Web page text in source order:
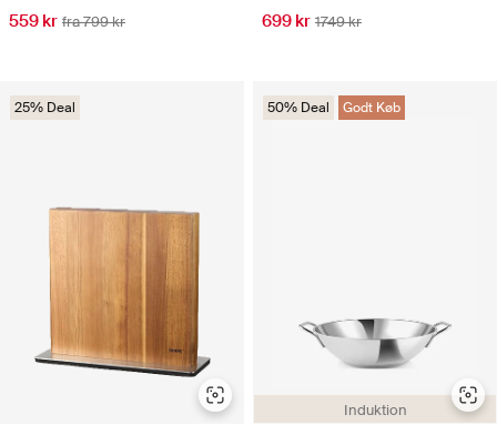
559 kr fra 799 kr 699 kr 1749 kr
25% Deal
Induktion
50% Deal Godt Køb